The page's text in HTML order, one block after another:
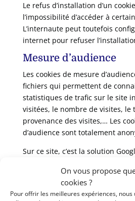
On vous propose
cookies ?
Pour offrir les meilleures expériences,
Le refus d’installation d’un
l’impossibilité d’accéder à
L’internaute peut toutefois
internet pour refuser
Mesure d’audience
Les cookies de mesure
fichiers qui permettent de
statistiques de trafic sur le site
visitées, le nombre de visites, le
provenance des visites,… Les
d’audience sont totalement
Sur ce site, c’est la solution
Réseaux sociaux
Les cookies liés aux réseaux